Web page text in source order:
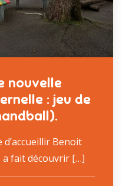
nouvelle
: jeu de
Benoit
a fait découvrir […]